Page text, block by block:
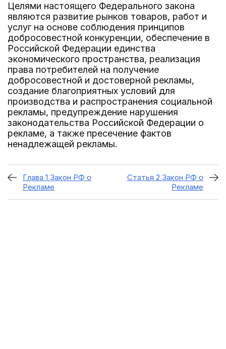
Целями настоящего Федерального закона
являются развитие рынков товаров, работ и
услуг на основе соблюдения принципов
добросовестной конкуренции, обеспечение в
Российской Федерации единства
экономического пространства, реализация
права потребителей на получение
добросовестной и достоверной рекламы,
создание благоприятных условий для
производства и распространения социальной
рекламы, предупреждение нарушения
законодательства Российской Федерации о
рекламе, а также пресечение фактов
ненадлежащей рекламы.
Глава 1 Закон РФ о
Рекламе
Статья 2 Закон РФ о
Рекламе